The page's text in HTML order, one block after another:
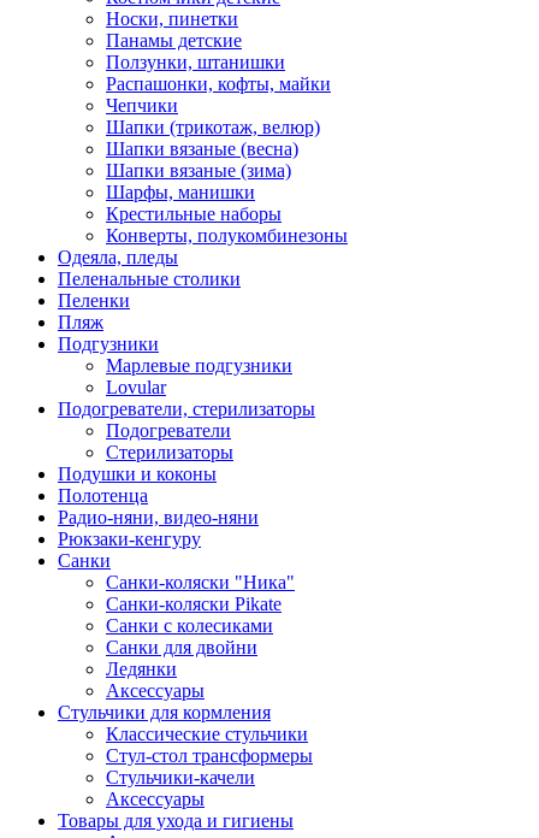
Носки, пинетки
Панамы детские
Ползунки, штанишки
Распашонки, кофты, майки
Чепчики
Шапки (трикотаж, велюр)
Шапки вязаные (весна)
Шапки вязаные (зима)
Шарфы, манишки
Крестильные наборы
Конверты, полукомбинезоны
Одеяла, пледы
Пеленальные столики
Пеленки
Пляж
Подгузники
Марлевые подгузники
Lovular
Подогреватели, стерилизаторы
Подогреватели
Стерилизаторы
Подушки и коконы
Полотенца
Радио-няни, видео-няни
Рюкзаки-кенгуру
Санки
Санки-коляски "Ника"
Санки-коляски Pikate
Санки с колесиками
Санки для двойни
Ледянки
Аксессуары
Стульчики для кормления
Классические стульчики
Стул-стол трансформеры
Стульчики-качели
Аксессуары
Товары для ухода и гигиены